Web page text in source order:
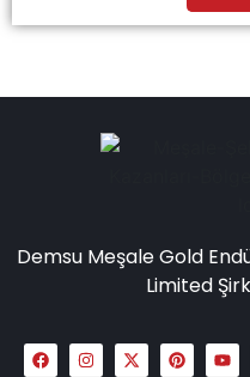
Demsu Meşale Gold
Limited